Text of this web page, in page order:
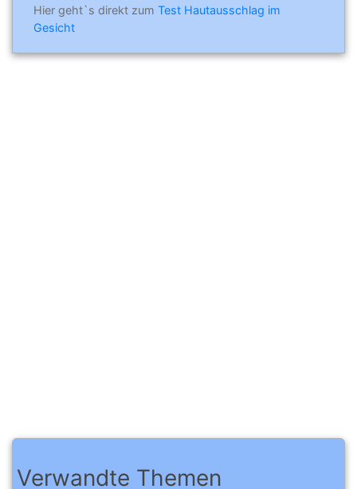
Hier geht`s direkt zum Test Hautausschlag im
Gesicht
Verwandte Themen